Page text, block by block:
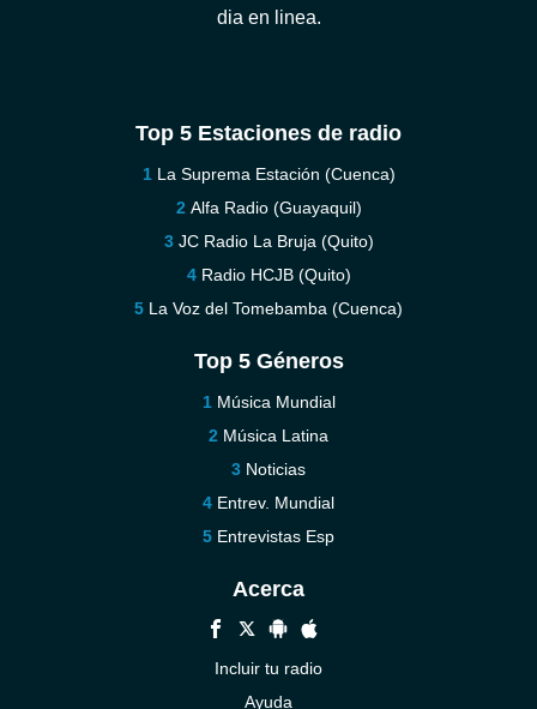
dia en linea.
Top 5 Estaciones de radio
La Suprema Estación (Cuenca)
Alfa Radio (Guayaquil)
JC Radio La Bruja (Quito)
Radio HCJB (Quito)
La Voz del Tomebamba (Cuenca)
Top 5 Géneros
Música Mundial
Música Latina
Noticias
Entrev. Mundial
Entrevistas Esp
Acerca
Incluir tu radio
Ayuda